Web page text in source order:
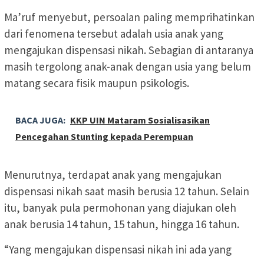
Ma’ruf menyebut, persoalan paling memprihatinkan
dari fenomena tersebut adalah usia anak yang
mengajukan dispensasi nikah. Sebagian di antaranya
masih tergolong anak-anak dengan usia yang belum
matang secara fisik maupun psikologis.
BACA JUGA: KKP UIN Mataram Sosialisasikan
Pencegahan Stunting kepada Perempuan
Menurutnya, terdapat anak yang mengajukan
dispensasi nikah saat masih berusia 12 tahun. Selain
itu, banyak pula permohonan yang diajukan oleh
anak berusia 14 tahun, 15 tahun, hingga 16 tahun.
“Yang mengajukan dispensasi nikah ini ada yang